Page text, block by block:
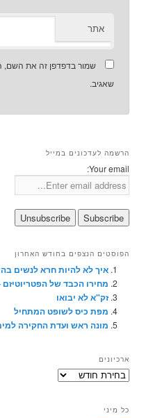
אתר
שמור בדפדפן זה את השם,
שאגיב.
הרשמה לעדכונים במייל
Your email:
הפוסטים הנצפים בחודש האחרון
איך לא להיות חרא לנשים
מחירו הכבד של
זק"א לא יבואו
מפת כיס לשופט המתחיל
מונה ראש ועדת החקירה
ארכיונים
ארכיונים
כל מיני